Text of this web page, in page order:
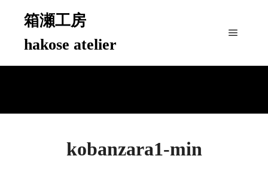
箱瀬工房
hakose atelier
kobanzara1-min